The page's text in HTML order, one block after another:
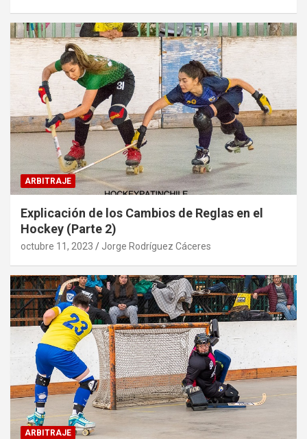
ARBITRAJE
Explicación de los Cambios de Reglas en el
Hockey (Parte 2)
octubre 11, 2023 Jorge Rodríguez Cáceres
ARBITRAJE